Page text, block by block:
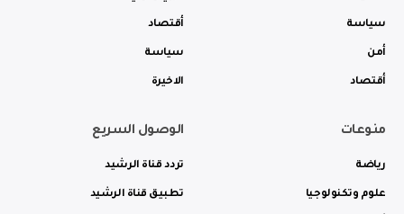
سياسة
أمن
أقتصاد
أقتصاد
سياسة
الاخيرة
منوعات
رياضة
علوم وتكنولوجيا
الوصول السريع
تردد قناة الرشيد
تطبيق قناة الرشيد